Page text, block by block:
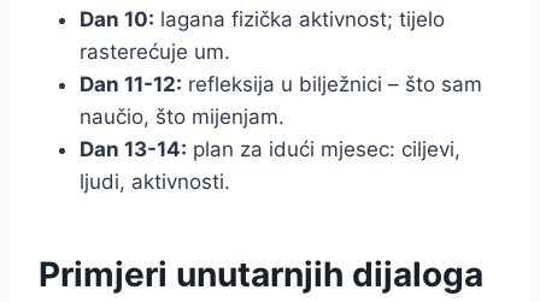
Dan 10: lagana fizička aktivnost; tijelo
rasterećuje um.
Dan 11-12: refleksija u bilježnici – što sam
naučio, što mijenjam.
Dan 13-14: plan za idući mjesec: ciljevi,
ljudi, aktivnosti.
Primjeri unutarnjih dijaloga